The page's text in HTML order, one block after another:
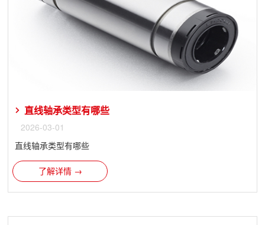
直线轴承类型有哪些
2026-03-01
直线轴承类型有哪些
了解详情 →